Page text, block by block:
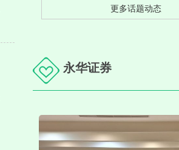
更多话题动态
永华证券